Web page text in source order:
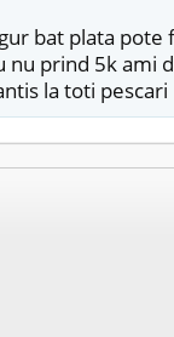
bat plata pote
nu prind 5k ami
la toti